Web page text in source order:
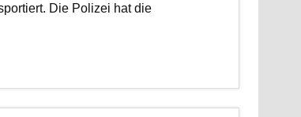
Die Polizei hat die